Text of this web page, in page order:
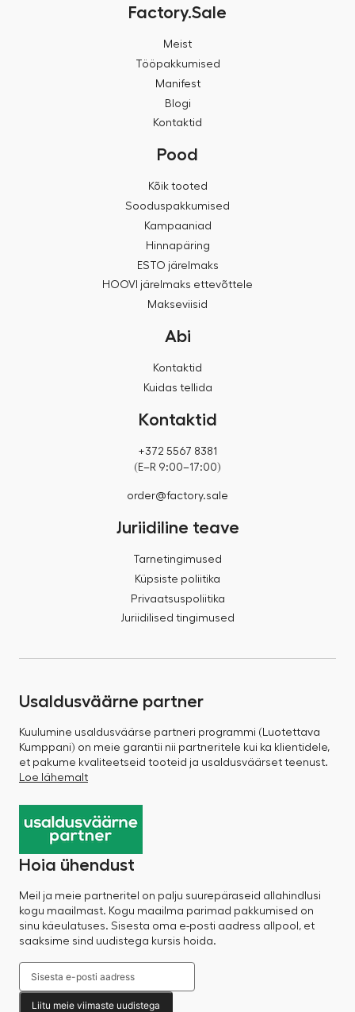
Factory.Sale
Meist
Tööpakkumised
Manifest
Blogi
Kontaktid
Pood
Kõik tooted
Sooduspakkumised
Kampaaniad
Hinnapäring
ESTO järelmaks
HOOVI järelmaks ettevõttele
Makseviisid
Abi
Kontaktid
Kuidas tellida
Kontaktid
+372 5567 8381
(E–R 9:00–17:00)
order@factory.sale
Juriidiline teave
Tarnetingimused
Küpsiste poliitika
Privaatsuspoliitika
Juriidilised tingimused
Usaldusväärne partner
Kuulumine usaldusväärse partneri programmi (Luotettava
Kumppani) on meie garantii nii partneritele kui ka klientidele,
et pakume kvaliteetseid tooteid ja usaldusväärset teenust.
Loe lähemalt
Hoia ühendust
Meil ja meie partneritel on palju suurepäraseid allahindlusi
kogu maailmast. Kogu maailma parimad pakkumised on
sinu käeulatuses. Sisesta oma e-posti aadress allpool, et
saaksime sind uudistega kursis hoida.
Liitu meie viimaste uudistega